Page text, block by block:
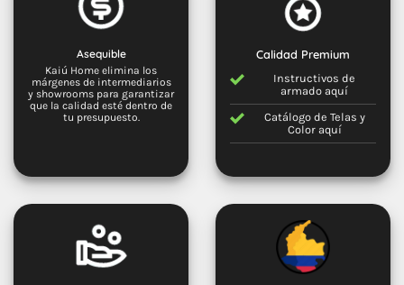
Asequible
Kaiú Home elimina los
márgenes de intermediarios
y showrooms para garantizar
que la calidad esté dentro de
tu presupuesto.
Calidad Premium
Instructivos de
armado aquí
Catálogo de Telas y
Color aquí